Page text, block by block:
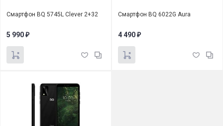
Смартфон BQ 5745L Clever 2+32
5 990 ₽
Смартфон BQ 6022G Aura
4 490 ₽